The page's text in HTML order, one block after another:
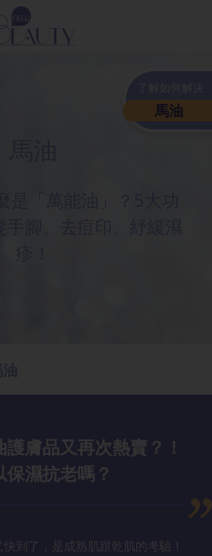
馬油
護膚品又再次熱賣？！
保濕抗老嗎？
到了，是成熟肌跟乾肌的考驗！